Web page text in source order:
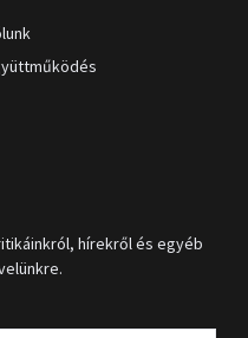
hírekről és egyéb